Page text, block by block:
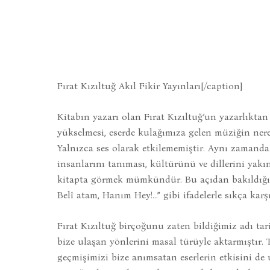
Fırat Kızıltuğ Akıl Fikir Yayınları[/caption]
Kitabın yazarı olan Fırat Kızıltuğ’un
yükselmesi, eserde kulağımıza gelen müziğin
Yalnızca ses olarak etkilememiştir. Aynı
insanlarını tanıması, kültürünü ve dillerini
kitapta görmek mümkündür. Bu açıdan
Belî atam, Hanım Hey!...” gibi ifadelerle sıkça
Fırat Kızıltuğ birçoğunu zaten bildiğimiz adı
bize ulaşan yönlerini masal türüyle aktarmıştır.
geçmişimizi bize anımsatan eserlerin etkisini